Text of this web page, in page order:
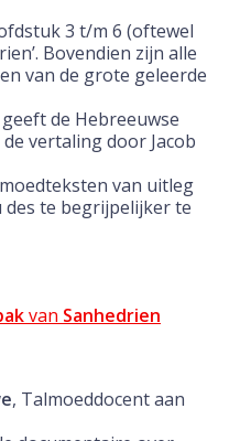
3 t/m 6 (oftewel
Bovendien zijn alle
van de grote geleerde
de Hebreeuwse
vertaling door Jacob
van uitleg
des te begrijpelijker te
van Sanhedrien
, Talmoeddocent aan